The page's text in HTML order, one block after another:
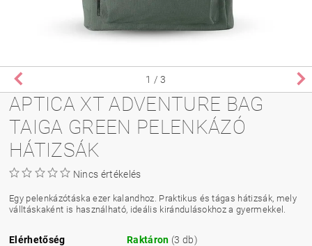
1 / 3
APTICA XT ADVENTURE BAG
TAIGA GREEN PELENKÁZÓ
HÁTIZSÁK
Nincs értékelés
Egy pelenkázótáska ezer kalandhoz. Praktikus és tágas hátizsák, mely
válltáskaként is használható, ideális kirándulásokhoz a gyermekkel.
Elérhetőség Raktáron (3 db)